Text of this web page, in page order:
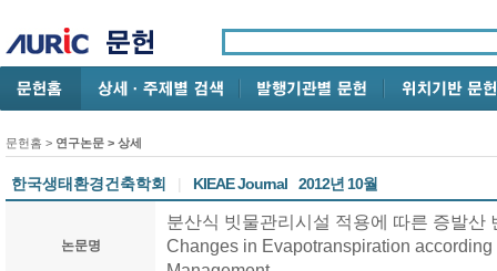
문헌홈 > 연구논문 > 상세
한국생태환경건축학회 | KIEAE Journal 2012년 10월
논문명
분산식 빗물관리시설 적용에 따른 증발산
Changes in Evapotranspiration